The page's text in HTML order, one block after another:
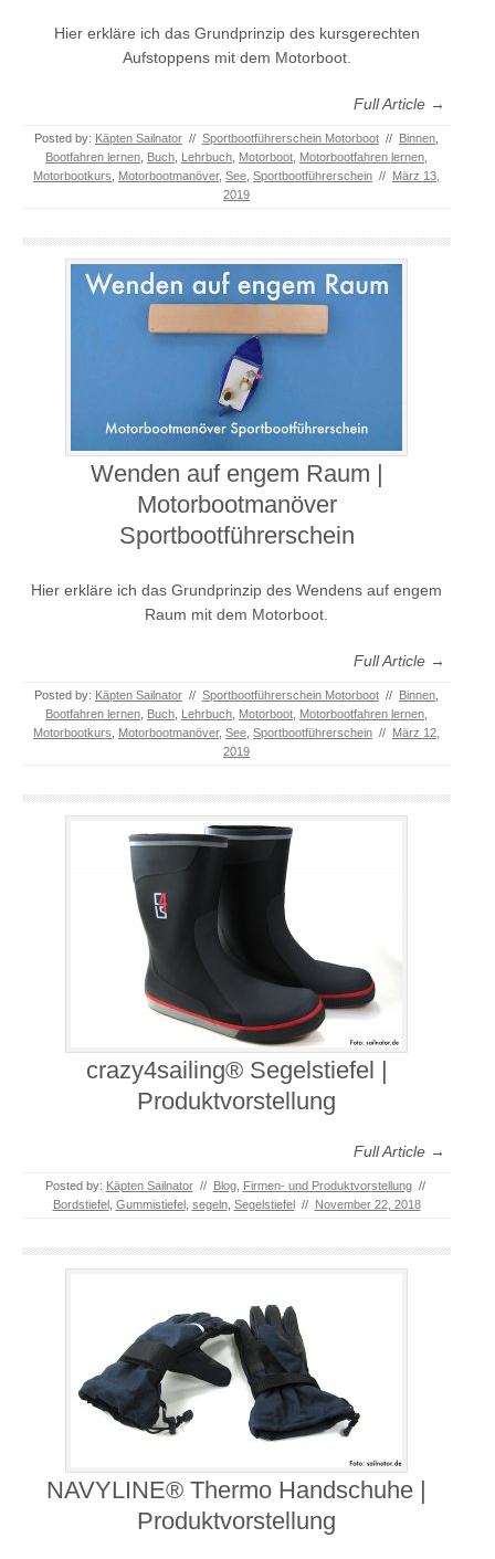
Hier erkläre ich das Grundprinzip des kursgerechten
Aufstoppens mit dem Motorboot.
Full Article →
Posted by: Käpten Sailnator // Sportbootführerschein Motorboot // Binnen
Bootfahren lernen Buch Lehrbuch Motorboot Motorbootfahren lernen
Motorbootkurs
Motorbootmanöver, See Sportbootführerschein // März 13,
2019
Wenden auf engem Raum |
Motorbootmanöver
Sportbootführerschein
Hier erkläre ich das Grundprinzip des Wendens auf engem
Raum mit dem Motorboot.
Full Article →
Posted by: Käpten Sailnator // Sportbootführerschein Motorboot // Binnen
Bootfahren lernen Buch Lehrbuch Motorboot Motorbootfahren lernen
Motorbootkurs
Motorbootmanöver, See Sportbootführerschein // März 12,
2019
crazy4sailing® Segelstiefel |
Produktvorstellung
Full Article →
Posted by: Käpten Sailnator // Blog, Firmen- und Produktvorstellung //
Bordstiefel, Gummistiefel, segeln, Segelstiefel // November 22, 2018
NAVYLINE® Thermo Handschuhe |
Produktvorstellung